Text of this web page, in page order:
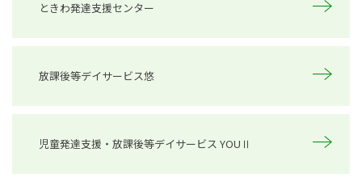
ときわ発達支援センター
放課後等デイサービス悠
児童発達支援・放課後等デイサービス YOUⅡ